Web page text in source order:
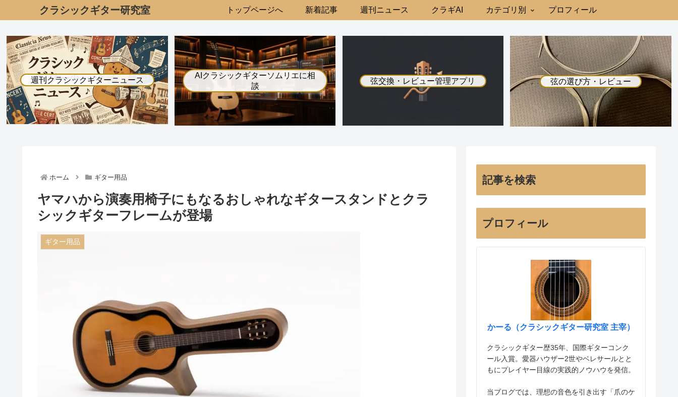
クラシックギター研究室 トップページへ 新着記事 週刊ニュース クラギAI カテゴリ別 プロフィール
週刊クラシックギターニュース
AIクラシックギターソムリエに相
談
弦交換・レビュー管理アプリ 弦の選び方・レビュー
ホーム ギター用品
ヤマハから演奏用椅子にもなるおしゃれなギタースタンドとクラ
シックギターフレームが登場
ギター用品
記事を検索
プロフィール
かーる（クラシックギター研究室 主宰）
クラシックギター歴35年、国際ギターコンク
ール入賞。愛器ハウザー2世やベレサールとと
もにプレイヤー目線の実践的ノウハウを発信。
当ブログでは、理想の音色を引き出す「爪のケ